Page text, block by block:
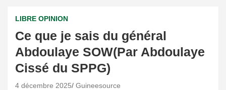
LIBRE OPINION
Ce que je sais du général
Abdoulaye SOW(Par Abdoulaye
Cissé du SPPG)
4 décembre 2025 Guineesource